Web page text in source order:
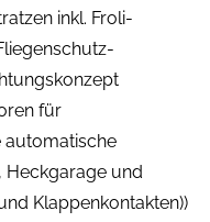
inkl. Froli-
für
automatische
Heckgarage und
Klappenkontakten))